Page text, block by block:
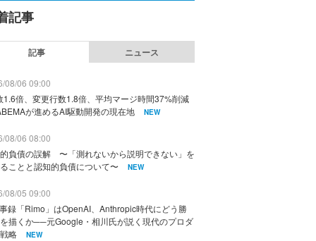
記事
記事 ニュース
08/06 09:00
1.6倍、変更行数1.8倍、平均マージ時間37%削減
が進めるAI駆動開発の現在地
NEW
08/06 08:00
負債の誤解 〜「測れないから説明できない」を
ことと認知的負債について〜
NEW
08/05 09:00
録「Rimo」はOpenAI、Anthropic時代にどう勝
描くか──元Google・相川氏が説く現代のプロダ
略
NEW